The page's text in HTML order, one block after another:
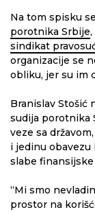
Na tom spisku
porotnika Srbije
sindikat
organizacije se
obliku, jer su im
Branislav Stošić
sudija porotnika
veze sa
i jedinu obavezu
slabe
“Mi smo
prostor na